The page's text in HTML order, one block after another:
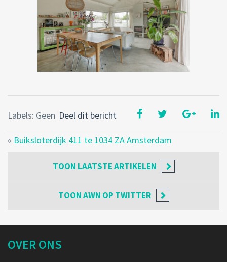
Deel dit bericht
Labels: Geen
« Buiksloterdijk 411 te 1034 ZA Amsterdam
TOON LAATSTE ARTIKELEN
TOONAWN OP TWITTER
OVER ONS